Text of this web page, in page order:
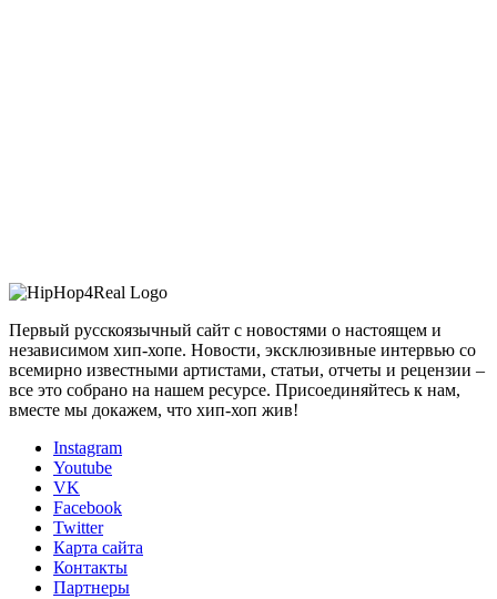
Первый русскоязычный сайт с новостями о настоящем и
независимом хип-хопе. Новости, эксклюзивные интервью со
всемирно известными артистами, статьи, отчеты и рецензии –
все это собрано на нашем ресурсе. Присоединяйтесь к нам,
вместе мы докажем, что хип-хоп жив!
Instagram
Youtube
VK
Facebook
Twitter
Карта сайта
Контакты
Партнеры